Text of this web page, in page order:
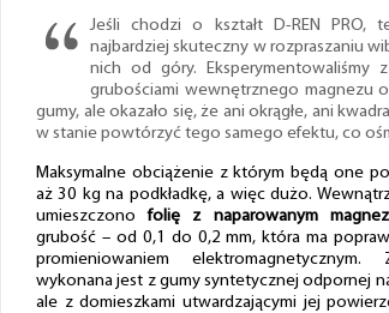
Jeśli chodzi o kształt D-REN PRO,
najbardziej skuteczny w rozpraszaniu
nich od góry. Eksperymentowaliśmy
grubościami wewnętrznego magnezu
gumy, ale okazało się, że ani okrągłe, ani
w stanie powtórzyć tego samego efektu, co
Maksymalne obciążenie z którym będą one
aż 30 kg na podkładkę, a więc dużo.
umieszczonofolię z naparowanym
grubość – od 0,1 do 0,2 mm, która ma
promieniowaniem elektromagnetycznym.
wykonana jest z gumy syntetycznej odpornej
ale z domieszkami utwardzającymi jej